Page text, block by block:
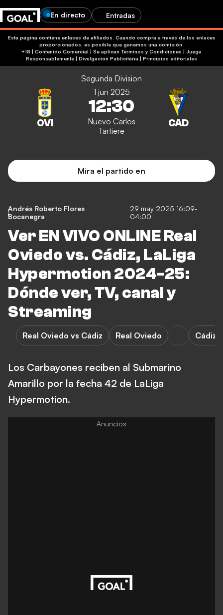
En directo Entradas
Esta página contiene enlaces de afiliados. Cuando compra a través de los enlaces
proporcionados, es posible que ganemos una comisión.
+18 | Contenido Comercial | Se aplican Términos y Condiciones | Juega
Responsablemente | Divulgación Publicitária | Principios editoriales
Segunda Division
1 jun 2025
12:30
Nuevo Carlos
Tartiere
Mira el partido en
Andrés Roberto Flores
Bocanegra
29 may 2025 16:09-
04:00
Ver EN VIVO ONLINE Real
Oviedo vs. Cádiz, LaLiga
Hypermotion 2024-25:
Dónde ver, TV, canal y
Streaming
Real Oviedo vs Cádiz Real Oviedo Cádiz
Los Carbayones reciben al Submarino
Amarillo por la fecha 42 de LaLiga
Hypermotion.